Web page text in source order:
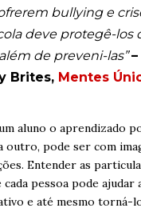
bullying e
deve protegê-los
de preveni-las”
Brites, Mentes
aluno o aprendizado
outro, pode ser com
Entender as
pessoa pode ajudar
e até mesmo torná-